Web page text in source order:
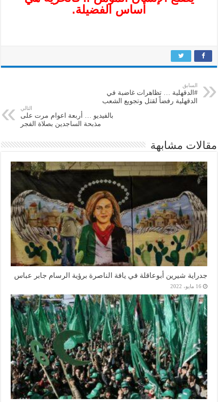
أساس الفضيلة.
السابق
#الدقهلية … تظاهرات غاضبة في
الدقهلية رفضاً لقتل وتجويع الشعب
التالي
بالفيديو … أربعة اعوام مرت على
مذبحة الساجدين بصلاة الفجر
مقالات مشابهة
جدراية شيرين أبوعاقلة في يافة الناصرة برؤية الرسام جابر عباس
16 مايو، 2022